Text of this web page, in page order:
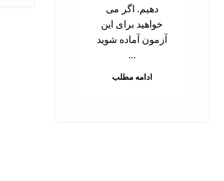
دهیم. اگر می
خواهید برای این
آزمون آماده شوید
...
ادامه مطلب